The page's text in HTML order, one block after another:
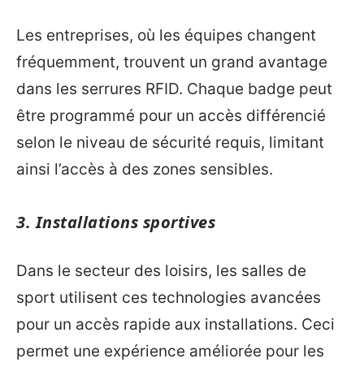
Les entreprises, où les équipes changent
fréquemment, trouvent un grand avantage
dans les serrures RFID. Chaque badge peut
être programmé pour un accès différencié
selon le niveau de sécurité requis, limitant
ainsi l’accès à des zones sensibles.
3. Installations sportives
Dans le secteur des loisirs, les salles de
sport utilisent ces technologies avancées
pour un accès rapide aux installations. Ceci
permet une expérience améliorée pour les